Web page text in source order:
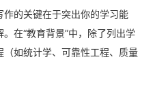
的关键在于突出你的学习能
在“教育背景”中，除了列出学
如统计学、可靠性工程、质量